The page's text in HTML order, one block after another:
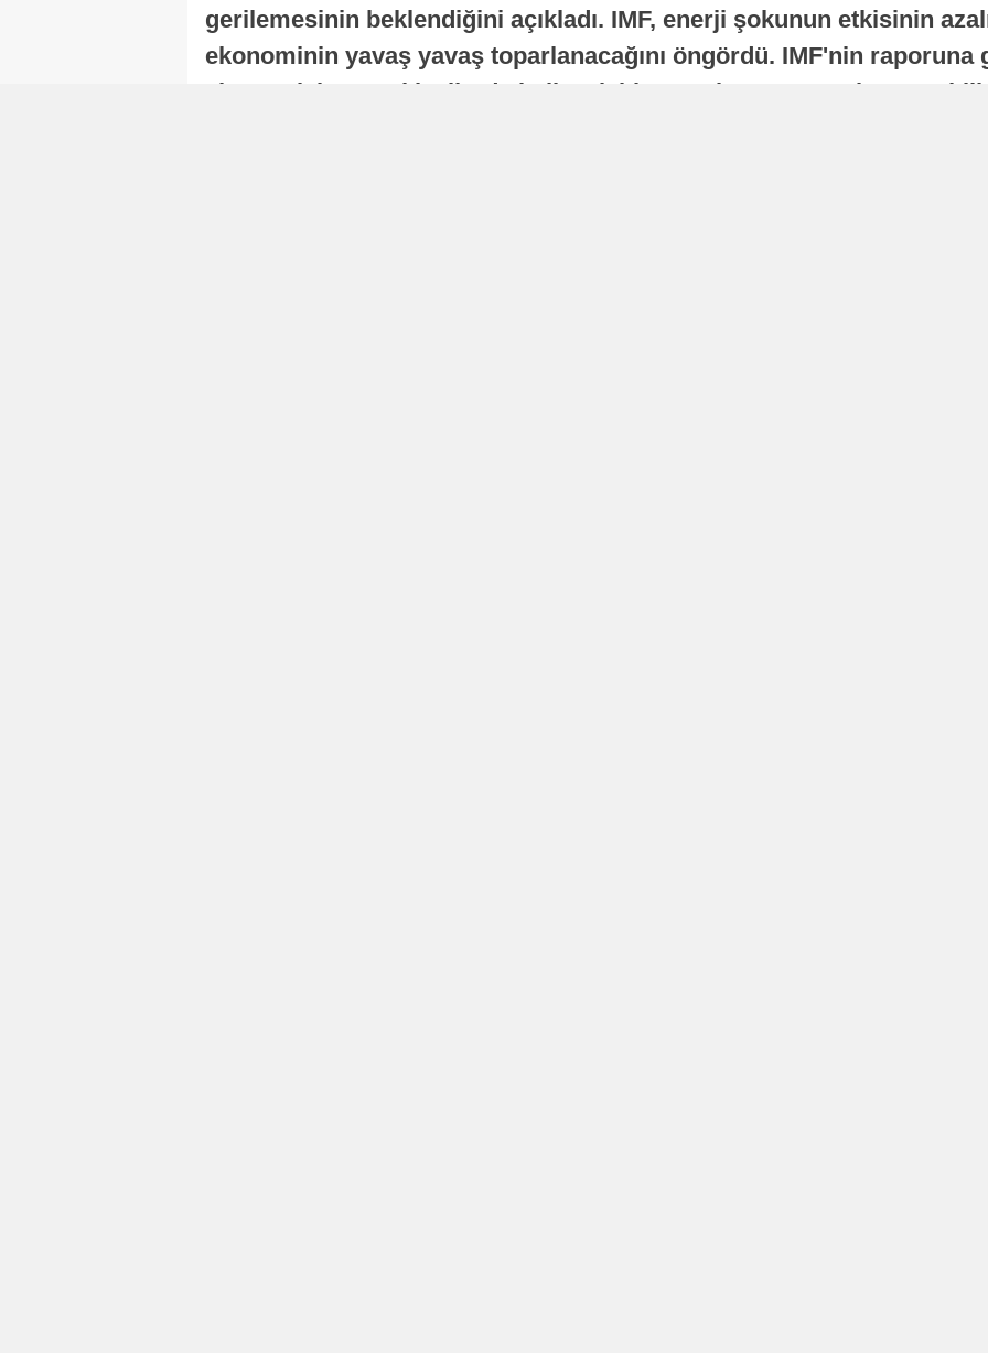
gerilemesinin beklendiğini açıkladı. IMF, enerji şokunun etkisinin
ekonominin yavaş yavaş toparlanacağını öngördü. IMF'nin raporuna
ekonomisi, sonraki yıllarda istikrarlı bir toparlanma süreci